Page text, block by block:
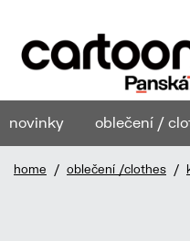
novinky oblečení /
home / oblečení /clothes /